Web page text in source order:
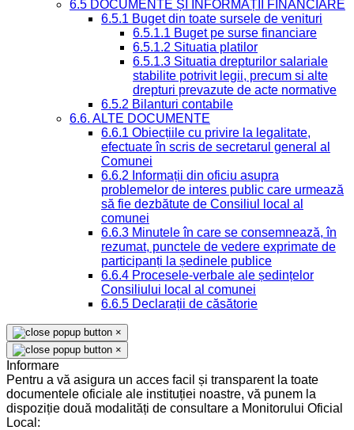
6.5 DOCUMENTE ȘI INFORMAȚII FINANCIARE
6.5.1 Buget din toate sursele de venituri
6.5.1.1 Buget pe surse financiare
6.5.1.2 Situatia platilor
6.5.1.3 Situatia drepturilor salariale
stabilite potrivit legii, precum si alte
drepturi prevazute de acte normative
6.5.2 Bilanturi contabile
6.6. ALTE DOCUMENTE
6.6.1 Obiecțiile cu privire la legalitate,
efectuate în scris de secretarul general al
Comunei
6.6.2 Informații din oficiu asupra
problemelor de interes public care urmează
să fie dezbătute de Consiliul local al
comunei
6.6.3 Minutele în care se consemnează, în
rezumat, punctele de vedere exprimate de
participanți la ședinele publice
6.6.4 Procesele-verbale ale ședințelor
Consiliului local al comunei
6.6.5 Declarații de căsătorie
×
×
Informare
Pentru a vă asigura un acces facil și transparent la toate
documentele oficiale ale instituției noastre, vă punem la
dispoziție două modalități de consultare a Monitorului Oficial
Local: